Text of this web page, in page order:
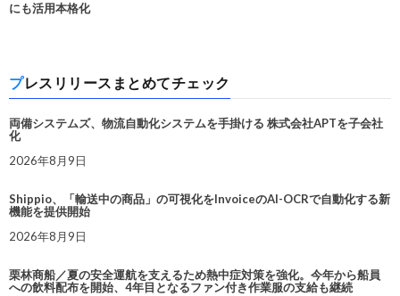
にも活用本格化
プレスリリースまとめてチェック
両備システムズ、物流自動化システムを手掛ける 株式会社APTを子会社
化
2026年8月9日
Shippio、「輸送中の商品」の可視化をInvoiceのAI-OCRで自動化する新
機能を提供開始
2026年8月9日
栗林商船／夏の安全運航を支えるため熱中症対策を強化。今年から船員
への飲料配布を開始、4年目となるファン付き作業服の支給も継続